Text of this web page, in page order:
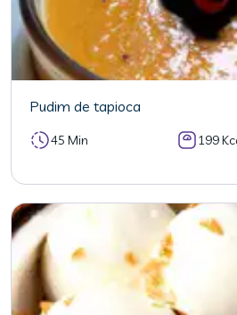
Pudim de tapioca
45 Min 199